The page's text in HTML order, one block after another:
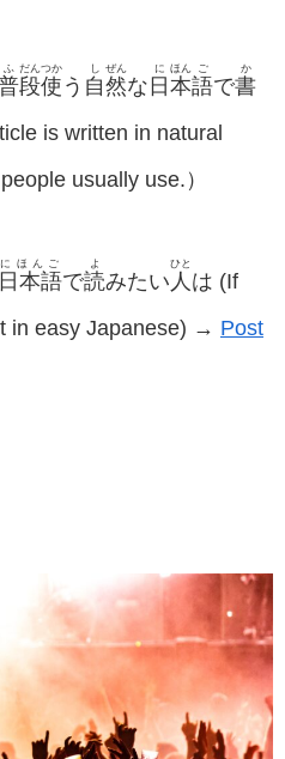
ふ
段
だん
使
つか
う 自
し
然
ぜん
な 日
に
本
ほん
語
ご
で書
か
is written in natural
usually use.）
日本語
にほんご
で読
よ
みたい 人
ひと
は (If
in easy Japanese) → Post